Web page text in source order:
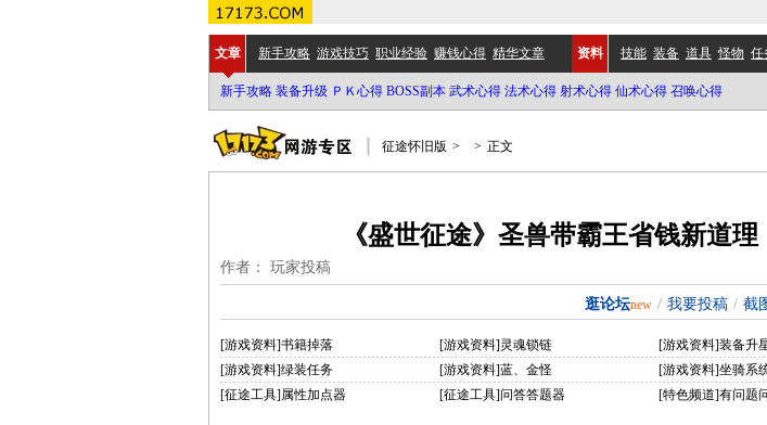
文章 新手攻略 游戏技巧 职业经验 赚钱心得 精华文章 资料 技能 装备 道具 怪物 任
新手攻略 装备升级 ＰＫ心得 BOSS副本 武术心得 法术心得 射术心得 仙术心得 召唤心得
征途怀旧版 > > 正文
《盛世征途》圣兽带霸王省钱新道理
作者： 玩家投稿
逛论坛new / 我要投稿 / 截
[游戏资料]书籍掉落 [游戏资料]灵魂锁链
[游戏资料]装备升
[游戏资料]绿装任务
[游戏资料]蓝、金怪
[游戏资料]坐骑系
[征途工具]属性加点器
[征途工具]问答答题器 [特色频道]有问题